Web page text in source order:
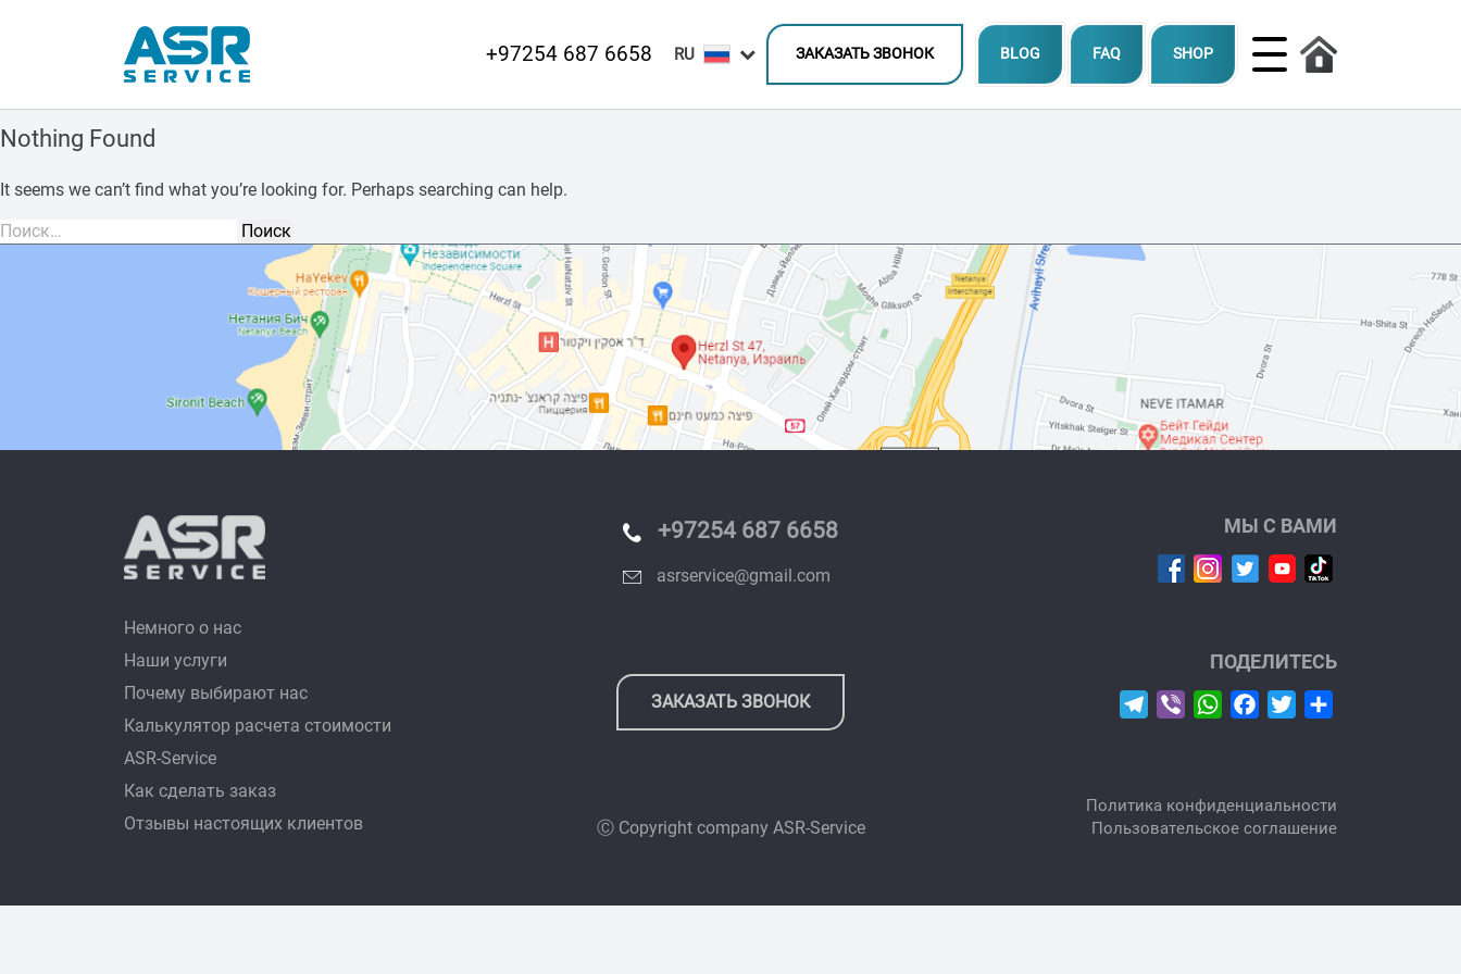
+97254 687 6658 ЗАКАЗАТЬ ЗВОНОК BLOG FAQ SHOP
Nothing Found
It seems we can’t find what you’re looking for. Perhaps searching can help.
Найти:
Немного о нас
Наши услуги
Почему выбирают нас
Калькулятор расчета стоимости
ASR-Service
Как сделать заказ
Отзывы настоящих клиентов
+97254 687 6658
asrservice@gmail.com
ЗАКАЗАТЬ ЗВОНОК
Ⓒ Copyright company ASR-Service
МЫ С ВАМИ
ПОДЕЛИТЕСЬ
Telegram
Viber WhatsAppFacebook
Twitter
Политика конфиденциальности
Пользовательское соглашение